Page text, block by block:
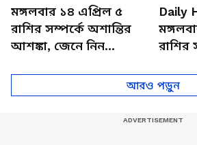
মঙ্গলবার ১৪ এপ্রিল ৫
রাশির সম্পর্কে অশান্তির
আশঙ্কা, জেনে নিন
Daily
রাশির
আরও পড়ুন